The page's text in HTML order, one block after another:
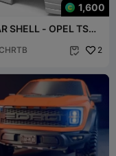
1,600
SHELL - OPEL TS
 2